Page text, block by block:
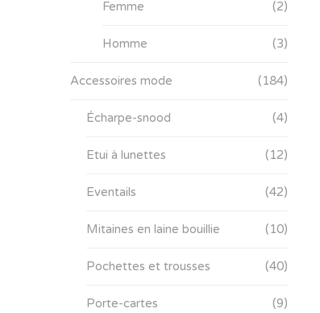
Femme (2)
Homme (3)
Accessoires mode (184)
Écharpe-snood (4)
Etui à lunettes (12)
Eventails (42)
Mitaines en laine bouillie (10)
Pochettes et trousses (40)
Porte-cartes (9)